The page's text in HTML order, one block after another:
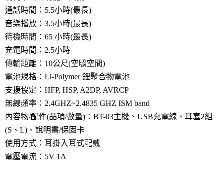
通話時間：5.5小時(最長)
音樂播放：3.5小時(最長)
待機時間：65 小時(最長)
充電時間：2.5小時
傳輸距離：10公尺(空曠空間)
電池規格：Li-Polymer 鋰聚合物電池
支援協定：HFP, HSP, A2DP, AVRCP
無線頻率：2.4GHZ~2.4835 GHZ ISM band
內容物/配件(品項/數量)：BT-03主機、USB充電線、耳塞2組
(S、L)、說明書/保固卡
使用方式：耳掛入耳式配戴
電壓電流：5V 1A